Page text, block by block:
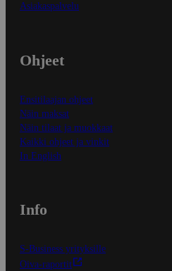
Asiakaspalvelu
Ohjeet
Ensitilaajan ohjeet
Näin maksat
Näin tilaat ja muokkaat
Kaikki ohjeet ja vinkit
In English
Info
S-Business yrityksille
Oiva-raportit